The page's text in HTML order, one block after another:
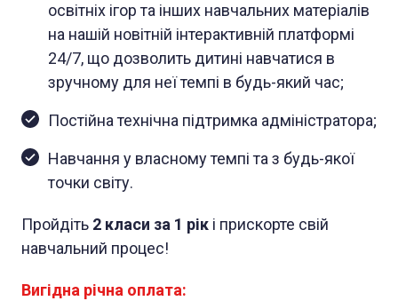
освітніх ігор та інших навчальних матеріалів
на нашій новітній інтерактивній платформі
24/7, що дозволить дитині навчатися в
зручному для неї темпі в будь-який час;
Постійна технічна підтримка адміністратора;
Навчання у власному темпі та з будь-якої
точки світу.
Пройдіть 2 класи за 1 рік і прискорте свій
навчальний процес!
Вигідна річна оплата: